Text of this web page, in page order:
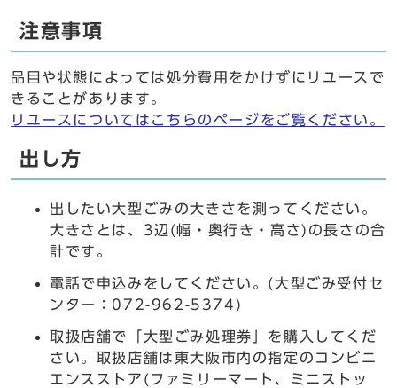
注意事項
品目や状態によっては処分費用をかけずにリユースで
きることがあります。
リユースについてはこちらのページをご覧ください。
出し方
出したい大型ごみの大きさを測ってください。
大きさとは、3辺(幅・奥行き・高さ)の長さの合
計です。
電話で申込みをしてください。(大型ごみ受付セ
ンター：072-962-5374)
取扱店舗で「大型ごみ処理券」を購入してくだ
さい。取扱店舗は東大阪市内の指定のコンビニ
エンスストア(ファミリーマート、ミニストッ